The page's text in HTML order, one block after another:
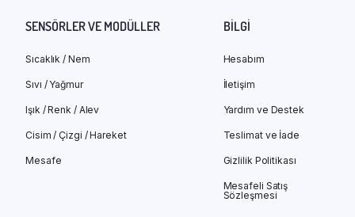
SENSÖRLER VE MODÜLLER
Sıcaklık / Nem
Sıvı / Yağmur
Işık / Renk / Alev
Cisim / Çizgi / Hareket
Mesafe
BILGI
Hesabım
İletişim
Yardım ve Destek
Teslimat ve İade
Gizlilik Politikası
Mesafeli Satış
Sözleşmesi